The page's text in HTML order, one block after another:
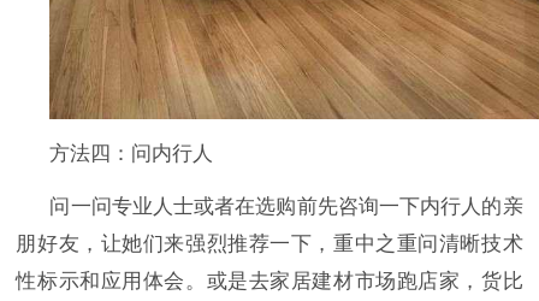
方法四：问内行人
问一问专业人士或者在选购前先咨询一下内行人的亲
朋好友，让她们来强烈推荐一下，重中之重问清晰技术
性标示和应用体会。或是去家居建材市场跑店家，货比